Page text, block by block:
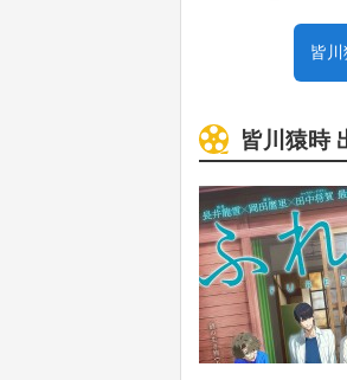
皆
皆川猿時